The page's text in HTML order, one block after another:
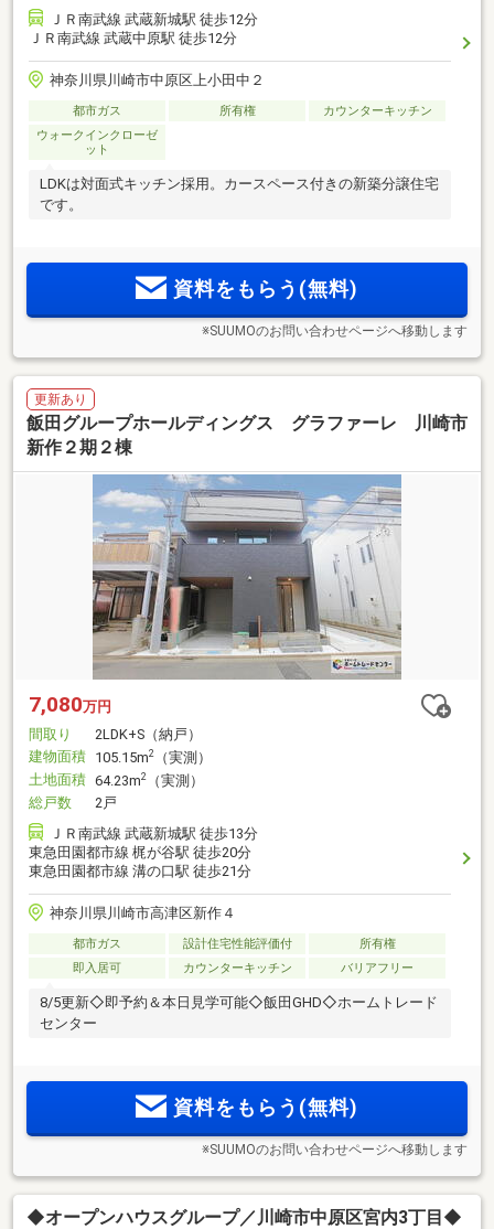
ＪＲ南武線 武蔵新城駅 徒歩12分
ＪＲ南武線 武蔵中原駅 徒歩12分
神奈川県川崎市中原区上小田中２
都市ガス 所有権
カウンターキッチン
ウォークインクローゼ
ット
LDKは対面式キッチン採用。カースペース付きの新築分譲住宅
です。
資料をもらう(無料)
※SUUMOのお問い合わせページへ移動します
更新あり
飯田グループホールディングス グラファーレ 川崎市
新作２期２棟
7,080万円
間取り
2LDK+S（納戸）
建物面積 105.15m2
（実測）
土地面積 64.23m2
（実測）
総戸数
2戸
ＪＲ南武線 武蔵新城駅 徒歩13分
東急田園都市線 梶が谷駅 徒歩20分
東急田園都市線 溝の口駅 徒歩21分
神奈川県川崎市高津区新作４
都市ガス 設計住宅性能評価付
所有権
即入居可
カウンターキッチン バリアフリー
8/5更新◇即予約＆本日見学可能◇飯田GHD◇ホームトレード
センター
資料をもらう(無料)
※SUUMOのお問い合わせページへ移動します
◆オープンハウスグループ／川崎市中原区宮内3丁目◆